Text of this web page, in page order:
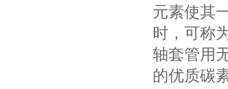
元素使其
时，可称
轴套管用
的优质碳